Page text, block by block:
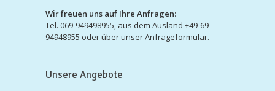
Wir freuen uns auf Ihre Anfragen:
Tel. 069-949498955, aus dem Ausland +49-69-
94948955 oder über unser Anfrageformular.
Unsere Angebote